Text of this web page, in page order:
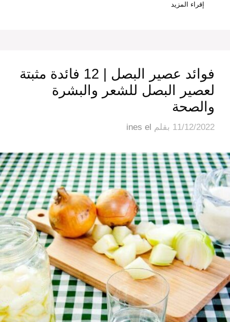
إقراء المزيد
فوائد عصير البصل | 12 فائدة مثبتة
لعصير البصل للشعر والبشرة
والصحة
11/12/2022 بقلم ines el